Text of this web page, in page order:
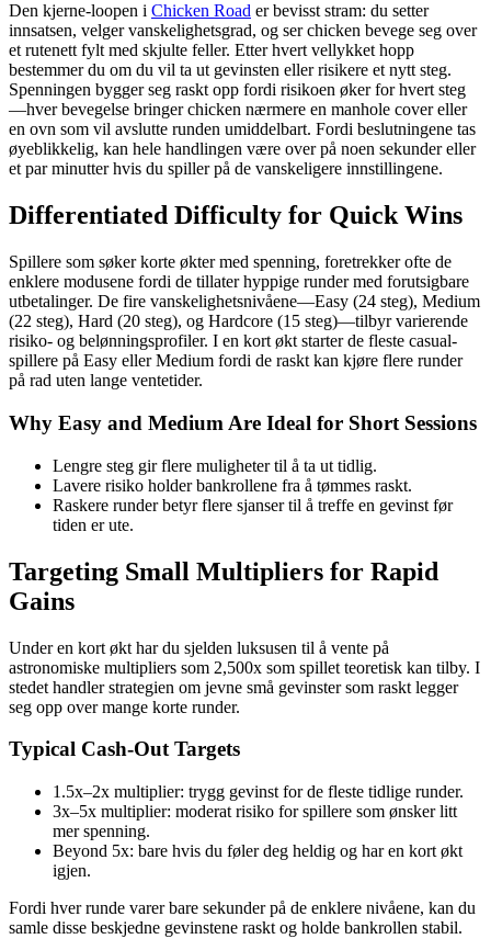
Den kjerne-loopen i Chicken Road er bevisst stram: du setter
innsatsen, velger vanskelighetsgrad, og ser chicken bevege seg over
et rutenett fylt med skjulte feller. Etter hvert vellykket hopp
bestemmer du om du vil ta ut gevinsten eller risikere et nytt steg.
Spenningen bygger seg raskt opp fordi risikoen øker for hvert steg
—hver bevegelse bringer chicken nærmere en manhole cover eller
en ovn som vil avslutte runden umiddelbart. Fordi beslutningene tas
øyeblikkelig, kan hele handlingen være over på noen sekunder eller
et par minutter hvis du spiller på de vanskeligere innstillingene.
Differentiated Difficulty for Quick Wins
Spillere som søker korte økter med spenning, foretrekker ofte de
enklere modusene fordi de tillater hyppige runder med forutsigbare
utbetalinger. De fire vanskelighetsnivåene—Easy (24 steg), Medium
(22 steg), Hard (20 steg), og Hardcore (15 steg)—tilbyr varierende
risiko- og belønningsprofiler. I en kort økt starter de fleste casual-
spillere på Easy eller Medium fordi de raskt kan kjøre flere runder
på rad uten lange ventetider.
Why Easy and Medium Are Ideal for Short Sessions
Lengre steg gir flere muligheter til å ta ut tidlig.
Lavere risiko holder bankrollene fra å tømmes raskt.
Raskere runder betyr flere sjanser til å treffe en gevinst før
tiden er ute.
Targeting Small Multipliers for Rapid
Gains
Under en kort økt har du sjelden luksusen til å vente på
astronomiske multipliers som 2,500x som spillet teoretisk kan tilby. I
stedet handler strategien om jevne små gevinster som raskt legger
seg opp over mange korte runder.
Typical Cash‑Out Targets
1.5x–2x multiplier: trygg gevinst for de fleste tidlige runder.
3x–5x multiplier: moderat risiko for spillere som ønsker litt
mer spenning.
Beyond 5x: bare hvis du føler deg heldig og har en kort økt
igjen.
Fordi hver runde varer bare sekunder på de enklere nivåene, kan du
samle disse beskjedne gevinstene raskt og holde bankrollen stabil.